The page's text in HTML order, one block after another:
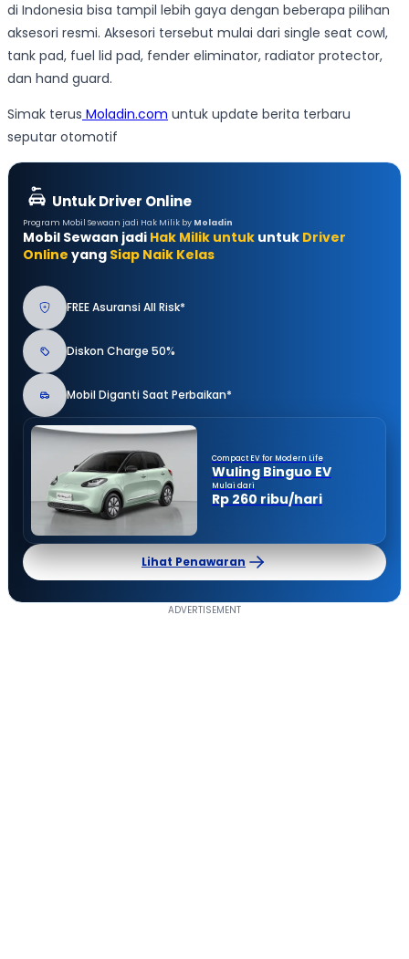
di Indonesia bisa tampil lebih gaya dengan beberapa pilihan
aksesori resmi. Aksesori tersebut mulai dari single seat cowl,
tank pad, fuel lid pad, fender eliminator, radiator protector,
dan hand guard.
Simak terus Moladin.com untuk update berita terbaru
seputar otomotif
Untuk Driver Online
Program Mobil Sewaan jadi Hak Milik by Moladin
Mobil Sewaan jadi Hak Milik untuk untuk Driver
Online yang Siap Naik Kelas
FREE Asuransi All Risk*
Diskon Charge 50%
Mobil Diganti Saat Perbaikan*
Compact EV for Modern Life
Wuling Binguo EV
Mulai dari
Rp 260 ribu/hari
Lihat Penawaran